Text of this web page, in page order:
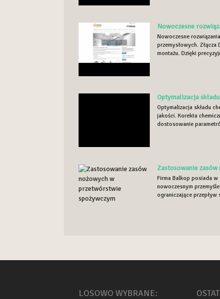
Nowoczesne
Nowoczesne
przemysłowych.
montażu. Dzięki
Optymalizacja
Optymalizacja składu
jakości. Korekta
dostosowanie
Zastosowanie
Firma Balkop posiada
nowoczesnym
ograniczające
LOSOWO WYBRANE: